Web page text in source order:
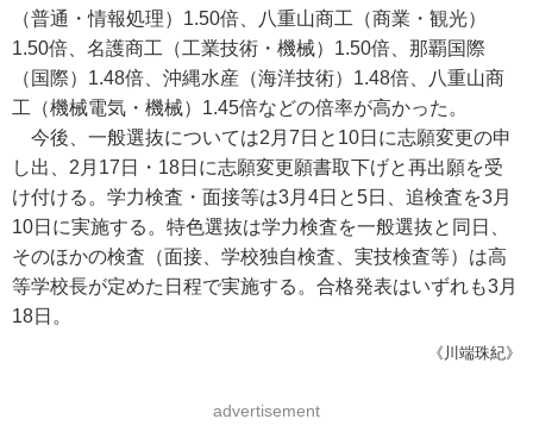
（普通・情報処理）1.50倍、八重山商工（商業・観光）
1.50倍、名護商工（工業技術・機械）1.50倍、那覇国際
（国際）1.48倍、沖縄水産（海洋技術）1.48倍、八重山商
工（機械電気・機械）1.45倍などの倍率が高かった。
今後、一般選抜については2月7日と10日に志願変更の申
し出、2月17日・18日に志願変更願書取下げと再出願を受
け付ける。学力検査・面接等は3月4日と5日、追検査を3月
10日に実施する。特色選抜は学力検査を一般選抜と同日、
そのほかの検査（面接、学校独自検査、実技検査等）は高
等学校長が定めた日程で実施する。合格発表はいずれも3月
18日。
《川端珠紀》
advertisement